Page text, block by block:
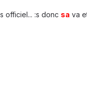
officiel... :s donc sa va